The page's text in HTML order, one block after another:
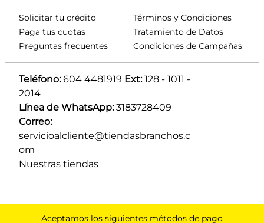
Solicitar tu crédito
Paga tus cuotas
Preguntas frecuentes
Términos y Condiciones
Tratamiento de Datos
Condiciones de Campañas
Teléfono: 604 4481919 Ext: 128 - 1011 -
2014
Línea de WhatsApp: 3183728409
Correo:
servicioalcliente@tiendasbranchos.c
om
Nuestras tiendas
Aceptamos los siguientes métodos de pago